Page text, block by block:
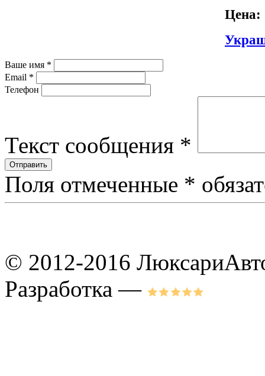
Цена:
Ваше имя *
Email *
Телефон
Текст сообщения *
Поля отмеченные *
© 2012-2016
Разработка —